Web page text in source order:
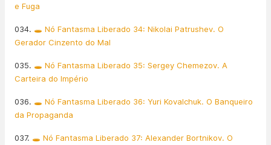
e Fuga
034. 🕳️ Nó Fantasma Liberado 34: Nikolai Patrushev. O
Gerador Cinzento do Mal
035. 🕳️ Nó Fantasma Liberado 35: Sergey Chemezov. A
Carteira do Império
036. 🕳️ Nó Fantasma Liberado 36: Yuri Kovalchuk. O Banqueiro
da Propaganda
037. 🕳️ Nó Fantasma Liberado 37: Alexander Bortnikov. O